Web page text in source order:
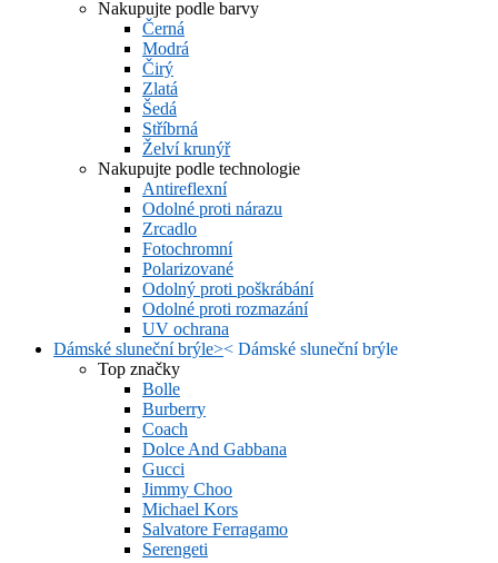
Nakupujte podle barvy
Černá
Modrá
Čirý
Zlatá
Šedá
Stříbrná
Želví krunýř
Nakupujte podle technologie
Antireflexní
Odolné proti nárazu
Zrcadlo
Fotochromní
Polarizované
Odolný proti poškrábání
Odolné proti rozmazání
UV ochrana
Dámské sluneční brýle>< Dámské sluneční brýle
Top značky
Bolle
Burberry
Coach
Dolce And Gabbana
Gucci
Jimmy Choo
Michael Kors
Salvatore Ferragamo
Serengeti